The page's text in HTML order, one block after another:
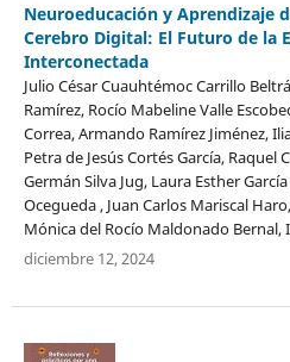
Neuroeducación y Aprendizaje
Cerebro Digital: El Futuro de la
Interconectada
Julio César Cuauhtémoc Carrillo
Ramírez, Rocío Mabeline Valle
Correa, Armando Ramírez Jiménez,
Petra de Jesús Cortés García, Raquel
Germán Silva Jug, Laura Esther
Ocegueda , Juan Carlos Mariscal
Mónica del Rocío Maldonado Bernal,
diciembre 12, 2024